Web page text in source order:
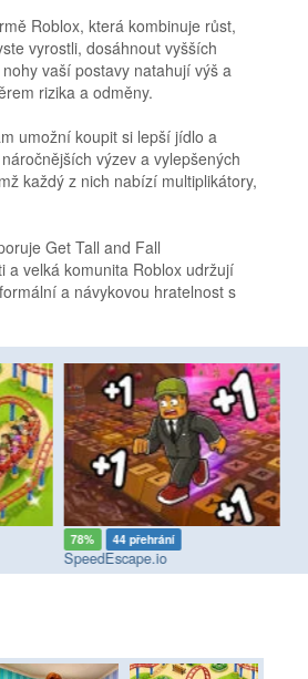
Roblox, která kombinuje růst,
vyrostli, dosáhnout vyšších
vaší postavy natahují výš a
rizika a odměny.
umožní koupit si lepší jídlo a
výzev a vylepšených
každý z nich nabízí multiplikátory,
Get Tall and Fall
a velká komunita Roblox udržují
a návykovou hratelnost s
78% 44 přehrání
SpeedEscape.io